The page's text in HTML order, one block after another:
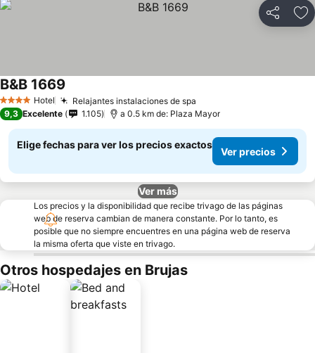
Compartir
4 EstrellasHotel Relajantes instalaciones de spa
B&B 1669
9,3 Excelente 1.105 a 0.5 km de: Plaza Mayor
Elige fechas para ver los precios exactos
Ver precios
Ver más
Los precios y la disponibilidad que recibe trivago de las páginas
web de reserva cambian de manera constante. Por lo tanto, es
posible que no siempre encuentres en una página web de reserva
la misma oferta que viste en trivago.
Otros hospedajes en Brujas